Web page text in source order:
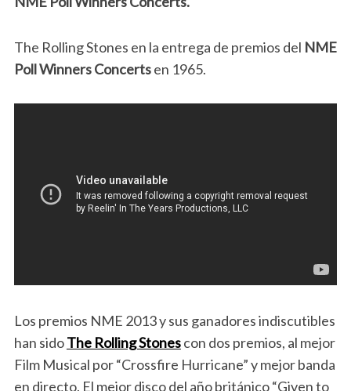
The Rolling Stones en la entrega de premios del NME
Poll Winners Concertsen 1965.
Los premios NME 2013 y sus ganadores indiscutibles
han sidoThe Rolling Stonescon dos premios, al mejor
Film Musical por “Crossfire Hurricane” y mejor banda
en directo. El mejor disco del año británico “Given to